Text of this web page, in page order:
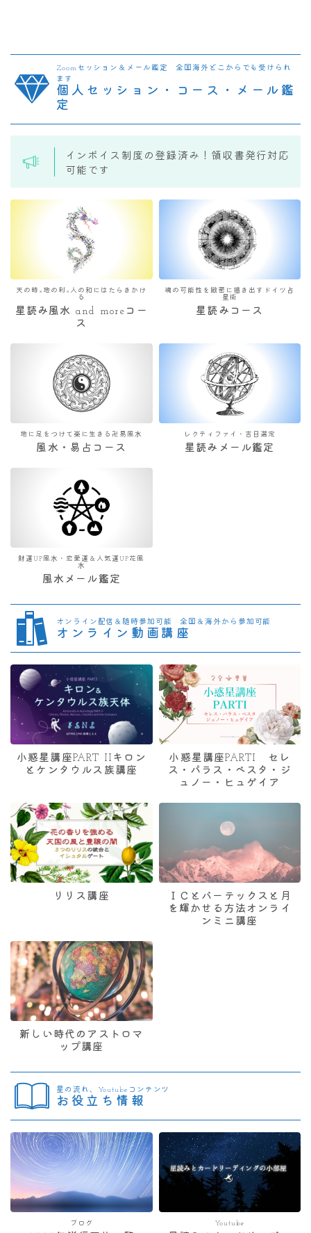
Zoomセッション＆メール鑑定 全国海外どこからでも受けられ
ます
個人セッション・コース・メール鑑
定
インボイス制度の登録済み！領収書発行対応
可能です
天の時×地の利×人の和にはたらきかけ
る
星読み風水 and moreコー
ス
魂の可能性を緻密に描き出すドイツ占
星術
星読みコース
地に足をつけて楽に生きる卍易風水
風水・易占コース
レクティファイ・吉日選定
星読みメール鑑定
財運UP風水・恋愛運＆人気運UP花風
水
風水メール鑑定
オンライン配信＆随時参加可能 全国＆海外から参加可能
オンライン動画講座
小惑星講座PART IIキロン
とケンタウルス族講座
小惑星講座PARTI セレ
ス・パラス・ベスタ・ジ
ュノー・ヒュゲイア
リリス講座
ＩＣとバーテックスと月
を輝かせる方法オンライ
ンミニ講座
新しい時代のアストロマ
ップ講座
星の流れ、Youtubeコンテンツ
お役立ち情報
ブログ Youtube